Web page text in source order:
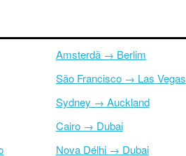
Amsterdã → Berlim
São Francisco → Las Vegas
Sydney → Auckland
Cairo → Dubai
Nova Délhi → Dubai